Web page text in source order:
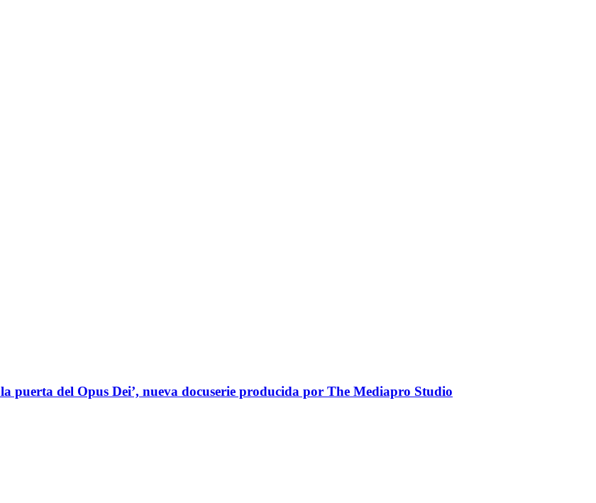
puerta del Opus Dei’, nueva docuserie producida por The Mediapro Studio